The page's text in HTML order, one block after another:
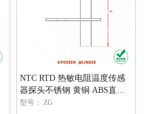
NTC RTD 热敏电阻温度传感
器探头不锈钢 黄铜 ABS直管
平头带支架保护外壳
型号： ZG